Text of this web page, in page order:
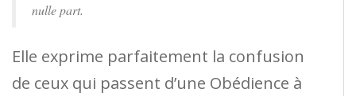
nulle part.
Elle exprime parfaitement la confusion
de ceux qui passent d’une Obédience à